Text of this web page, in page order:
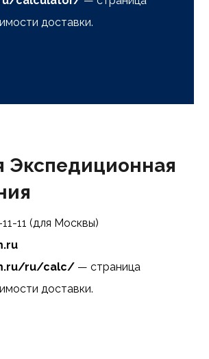
доставки.
Экспедиционная
11 (для Москвы)
ru/calc/ — страница
доставки.